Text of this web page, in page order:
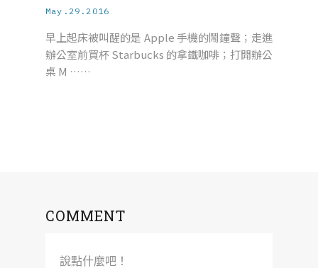
May.29.2016
早上起床被叫醒的是 Apple 手機的鬧鐘聲；走進
辦公室前買杯 Starbucks 的拿鐵咖啡；打開辦公
桌 M ……
COMMENT
說點什麼吧！